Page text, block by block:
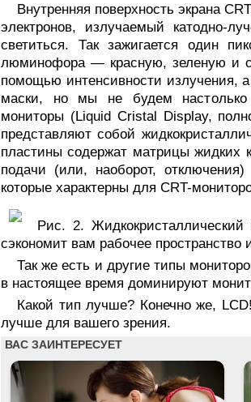
Внутренняя поверхность экрана
электронов, излучаемый катодно-
светиться. Так зажигается один
люминофора — красную, зеленую и
помощью интенсивности излучения,
маски, но мы не будем настолько
мониторы (Liquid Cristal Display,
представляют собой
пластины содержат матрицы жидких
подачи (или, наоборот,
которые характерны для CRT-
Рис. 2.
сэкономит вам рабочее пространство
Так же есть и другие типы
в настоящее время доминируют
Какой тип лучше? Конечно же,
лучше для вашего зрения.